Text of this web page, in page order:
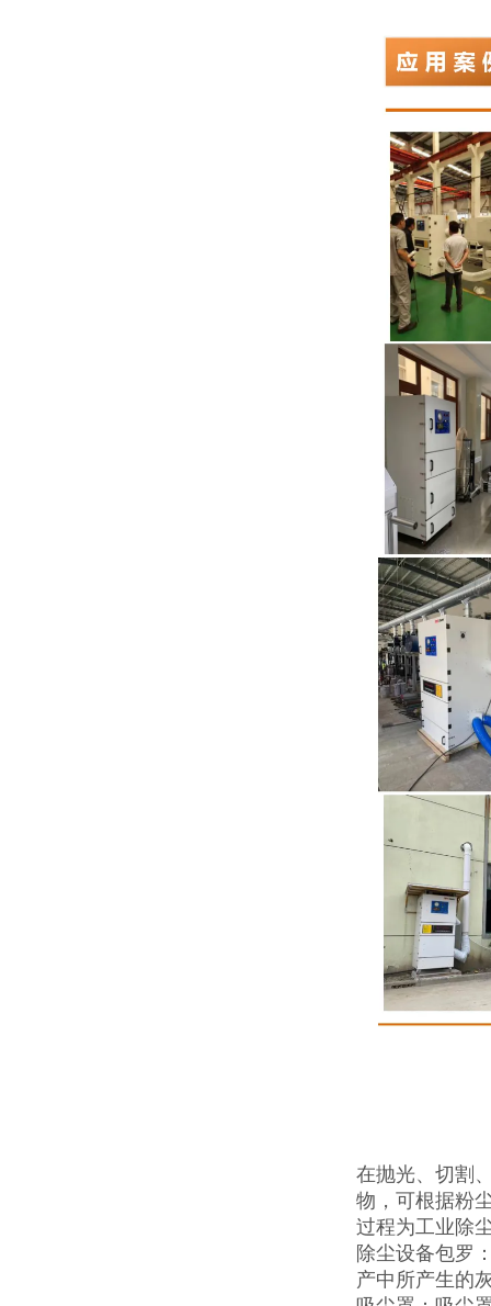
在抛光、切割
物，可根据粉
过程为工业除
除尘设备包罗
产中所产生的